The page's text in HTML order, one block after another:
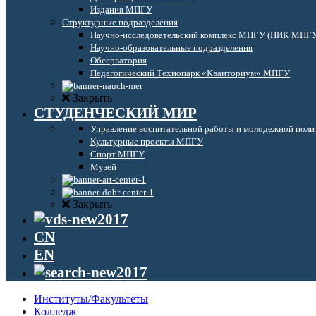
Издания МПГУ
Структурные подразделения
Научно-исследовательский комплекс МПГУ (НИК
Научно-образовательные подразделения
Обсерватория
Педагогический Технопарк «Кванториум» МПГУ
Закрыть
СТУДЕНЧЕСКИЙ МИР
Управление воспитательной работы и молодежной
Культурные проекты МПГУ
Спорт МПГУ
Музей
Закрыть
CN
EN
Институты/Факультеты
Колледж